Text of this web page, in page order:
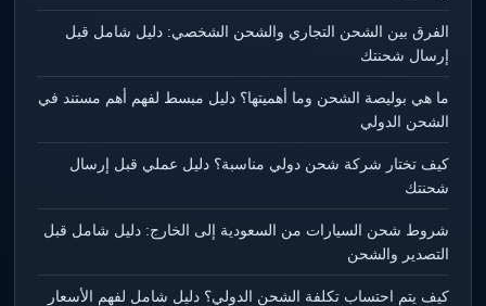
الفرق بين الشحن التجاري والشحن الشخصي: دليل شامل قبل
إرسال شحنتك
ما هي بوليصة الشحن وما أهميتها؟ دليل مبسط لفهم أهم مستند في
الشحن الدولي
كيف تختار شركة شحن دولي مناسبة؟ دليل عملي قبل إرسال
شحنتك
شروط شحن السيارات من السعودية إلى الخارج: دليل شامل قبل
التصدير والشحن
كيف يتم احتساب تكلفة الشحن الدولي؟ دليل شامل لفهم الأسعار